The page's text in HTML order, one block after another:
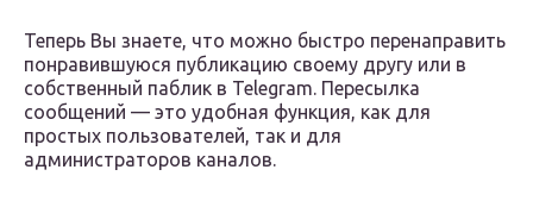
Теперь Вы знаете, что можно быстро перенаправить
понравившуюся публикацию своему другу или в
собственный паблик в Telegram. Пересылка
сообщений — это удобная функция, как для
простых пользователей, так и для
администраторов каналов.